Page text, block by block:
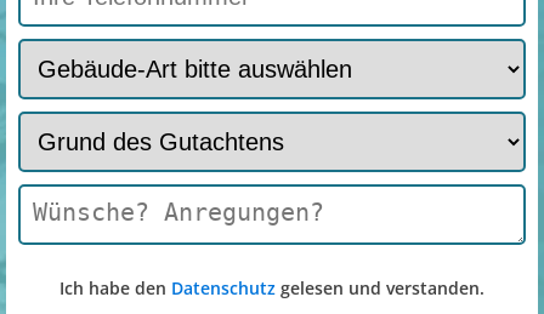
Ich habe den Datenschutz gelesen und verstanden.